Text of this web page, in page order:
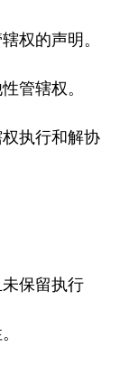
权的声明。
管辖权。
执行和解协
保留执行